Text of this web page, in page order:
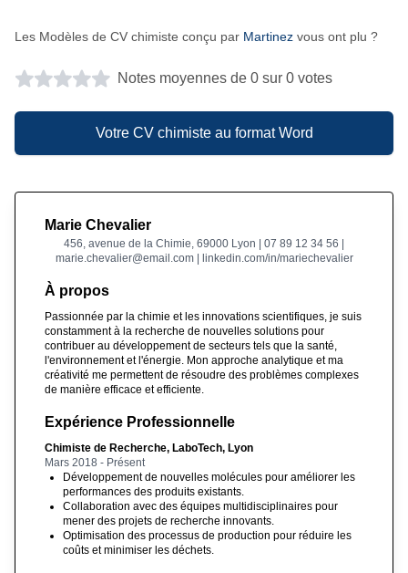
Les Modèles de CV chimiste conçu par Martinez vous ont plu ?
Notes moyennes de 0 sur 0 votes
Votre CV chimiste au format Word
Marie Chevalier
456, avenue de la Chimie, 69000 Lyon | 07 89 12 34 56 |
marie.chevalier@email.com | linkedin.com/in/mariechevalier
À propos
Passionnée par la chimie et les innovations scientifiques, je suis
constamment à la recherche de nouvelles solutions pour
contribuer au développement de secteurs tels que la santé,
l'environnement et l'énergie. Mon approche analytique et ma
créativité me permettent de résoudre des problèmes complexes
de manière efficace et efficiente.
Expérience Professionnelle
Chimiste de Recherche, LaboTech, Lyon
Mars 2018 - Présent
Développement de nouvelles molécules pour améliorer les
performances des produits existants.
Collaboration avec des équipes multidisciplinaires pour
mener des projets de recherche innovants.
Optimisation des processus de production pour réduire les
coûts et minimiser les déchets.